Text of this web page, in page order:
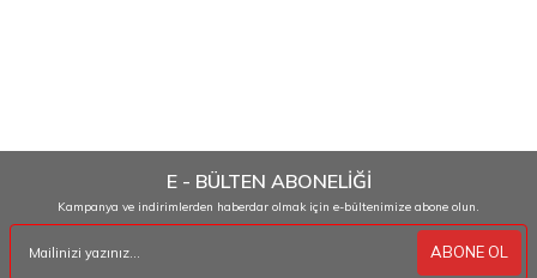
E - BÜLTEN ABONELİĞİ
Kampanya ve indirimlerden haberdar olmak için e-bültenimize abone olun.
ABONE OL